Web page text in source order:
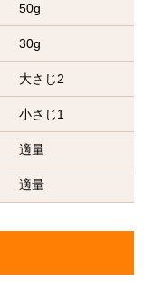
50g
30g
大さじ2
小さじ1
適量
適量